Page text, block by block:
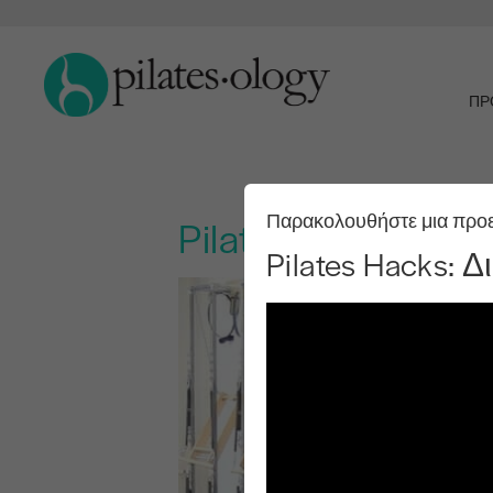
Pilates Hacks:
Παρακολουθήστε μια
Pilates Hacks: